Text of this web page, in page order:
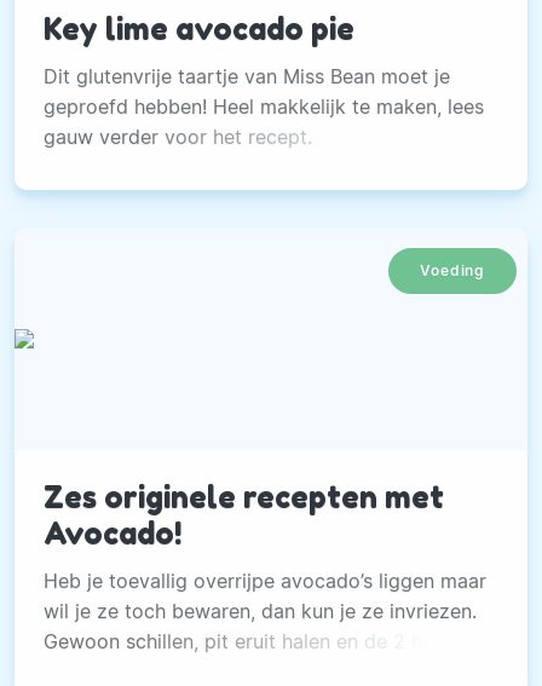
Key lime avocado pie
Dit glutenvrije taartje van Miss Bean moet je
geproefd hebben! Heel makkelijk te maken, lees
gauw verder voor het recept.
Voeding
Zes originele recepten met
Avocado!
Heb je toevallig overrijpe avocado’s liggen maar
wil je ze toch bewaren, dan kun je ze invriezen.
Gewoon schillen, pit eruit halen en de 2 helften